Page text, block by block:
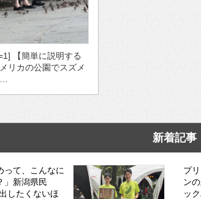
【簡単に説明する
リカの公園でスズメ
新着記事
って、こんなに
」新潟県民
したくないほ
プ
ン
ッ